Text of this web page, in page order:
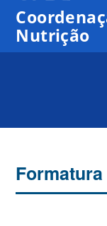
Nutrição
Formatura